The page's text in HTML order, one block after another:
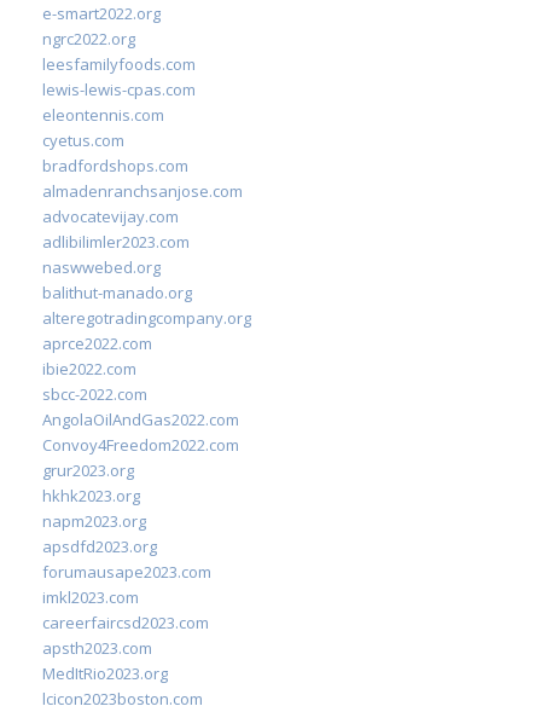
e-smart2022.org
ngrc2022.org
leesfamilyfoods.com
lewis-lewis-cpas.com
eleontennis.com
cyetus.com
bradfordshops.com
almadenranchsanjose.com
advocatevijay.com
adlibilimler2023.com
naswwebed.org
balithut-manado.org
alteregotradingcompany.org
aprce2022.com
ibie2022.com
sbcc-2022.com
AngolaOilAndGas2022.com
Convoy4Freedom2022.com
grur2023.org
hkhk2023.org
napm2023.org
apsdfd2023.org
forumausape2023.com
imkl2023.com
careerfaircsd2023.com
apsth2023.com
MedItRio2023.org
lcicon2023boston.com